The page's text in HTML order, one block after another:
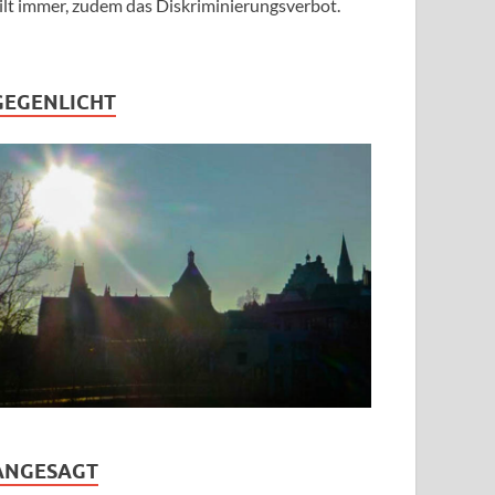
immer, zudem das Diskriminierungsverbot.